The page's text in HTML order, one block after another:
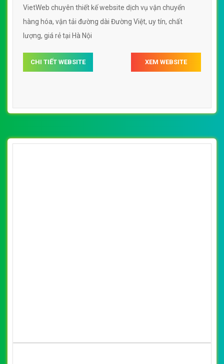
VietWeb chuyên thiết kế website dịch vụ vận chuyển
hàng hóa, vận tải đường dài Đường Việt, uy tín, chất
lượng, giá rẻ tại Hà Nội
CHI TIẾT WEBSITE XEM WEBSITE